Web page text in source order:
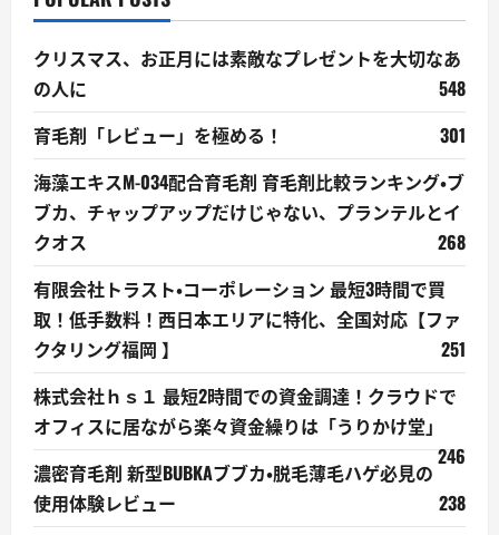
クリスマス、お正月には素敵なプレゼントを大切なあ
の人に
548
育毛剤「レビュー」を極める！
301
海藻エキスM-034配合育毛剤 育毛剤比較ランキング・ブ
ブカ、チャップアップだけじゃない、プランテルとイ
クオス
268
有限会社トラスト・コーポレーション 最短3時間で買
取！低手数料！西日本エリアに特化、全国対応【ファ
クタリング福岡 】
251
株式会社ｈｓ１ 最短2時間での資金調達！クラウドで
オフィスに居ながら楽々資金繰りは「うりかけ堂」
246
濃密育毛剤 新型BUBKAブブカ・脱毛薄毛ハゲ必見の
使用体験レビュー
238